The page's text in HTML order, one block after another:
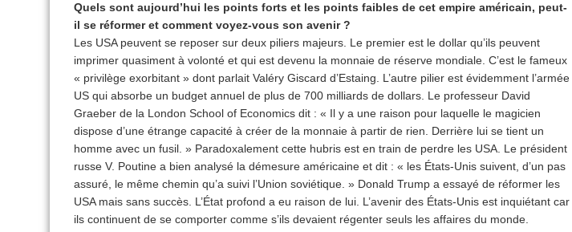
Quels sont aujourd’hui les points forts et les points faibles de cet empire américain, peut-
il se réformer et comment voyez-vous son avenir ?
Les USA peuvent se reposer sur deux piliers majeurs. Le premier est le dollar qu’ils peuvent
imprimer quasiment à volonté et qui est devenu la monnaie de réserve mondiale. C’est le fameux
« privilège exorbitant » dont parlait Valéry Giscard d’Estaing. L’autre pilier est évidemment l’armée
US qui absorbe un budget annuel de plus de 700 milliards de dollars. Le professeur David
Graeber de la London School of Economics dit : « Il y a une raison pour laquelle le magicien
dispose d’une étrange capacité à créer de la monnaie à partir de rien. Derrière lui se tient un
homme avec un fusil. » Paradoxalement cette hubris est en train de perdre les USA. Le président
russe V. Poutine a bien analysé la démesure américaine et dit : « les États-Unis suivent, d’un pas
assuré, le même chemin qu’a suivi l’Union soviétique. » Donald Trump a essayé de réformer les
USA mais sans succès. L’État profond a eu raison de lui. L’avenir des États-Unis est inquiétant car
ils continuent de se comporter comme s’ils devaient régenter seuls les affaires du monde.